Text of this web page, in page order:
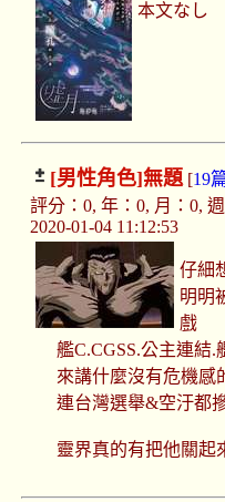
本文なし
[男性角色]無題[19
評分：0, 年：0, 月：0,
2020-01-04 11:12:53
仔細
明明
戲
艦C.CGSS.公主連結
來講什麼沒有危機感
連台灣選舉&空汙都
靈界真的有把他關起